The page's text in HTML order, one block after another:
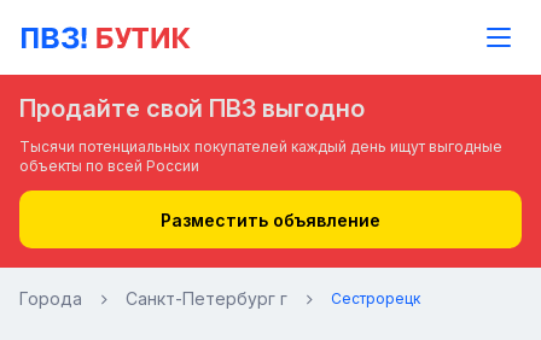
Продайте свой ПВЗ выгодно
Тысячи потенциальных покупателей каждый день ищут выгодные
объекты по всей России
Разместить объявление
Города Санкт-Петербург г Сестрорецк